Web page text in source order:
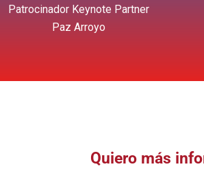
Patrocinador Keynote Partner
Paz Arroyo
Quiero más